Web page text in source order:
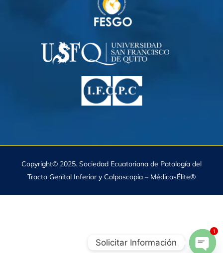
Copyright© 2025. Sociedad Ecuatoriana de Patología del
Tracto Genital Inferior y Colposcopia – MédicosÉlite®
Solicitar Información
1